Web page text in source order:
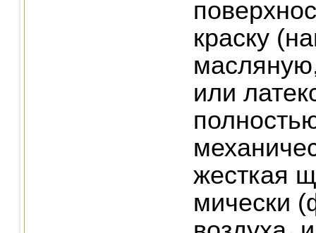
краску
или
жесткая
мически